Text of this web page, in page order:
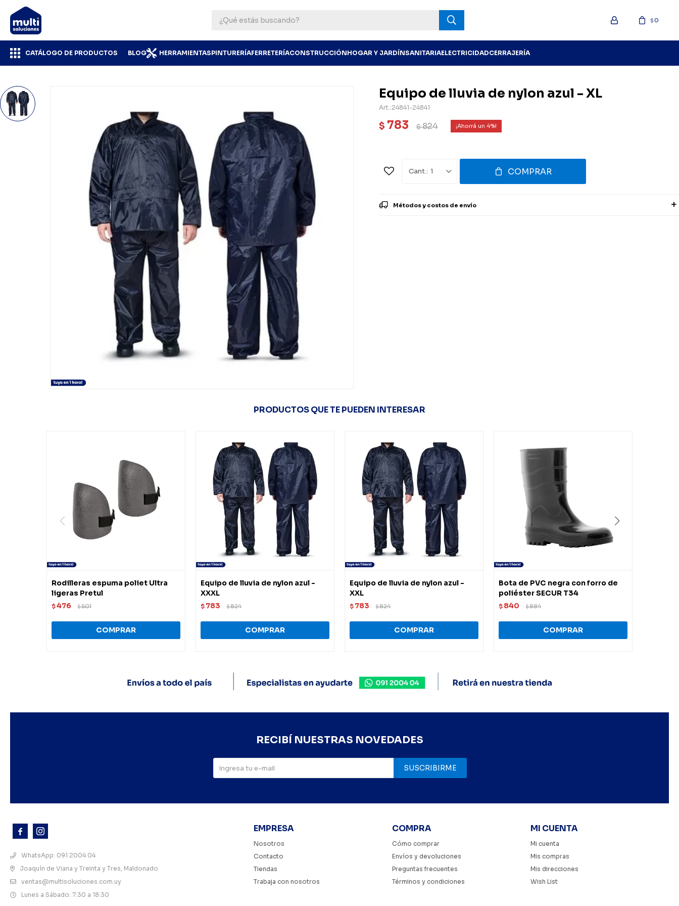
CATÁLOGO DE PRODUCTOS BLOG HERRAMIENTASPINTURERÍAFERRETERÍACONSTRUCCIÓNHOGAR Y JARDÍNSANITARIAELECTRICIDADCERRAJERÍA
$0
Equipo de lluvia de nylon azul - XL
24841-24841
$ 783 $824 4
1 COMPRAR
Métodos y costos de envío
PRODUCTOS QUE TE PUEDEN INTERESAR
Rodilleras espuma poliet Ultra
ligeras Pretul
$476 $501
Equipo de lluvia de nylon azul -
XXXL
$ 783 $824
Equipo de lluvia de nylon azul -
XXL
$ 783 $824
Bota de PVC negra con forro de
poliéster SECUR T34
$ 840 $884
 
WhatsApp: 091 2004 04
Joaquín de Viana y Treinta y Tres, Maldonado
ventas@multisoluciones.com.uy
Lunes a Sábado: 7:30 a 18:30
EMPRESA
Nosotros
Contacto
Tiendas
Trabaja con nosotros
COMPRA
Cómo comprar
Envíos y devoluciones
Preguntas frecuentes
Términos y condiciones
MI CUENTA
Mi cuenta
Mis compras
Mis direcciones
Wish List
RECIBÍ NUESTRAS NOVEDADES
SUSCRIBIRME